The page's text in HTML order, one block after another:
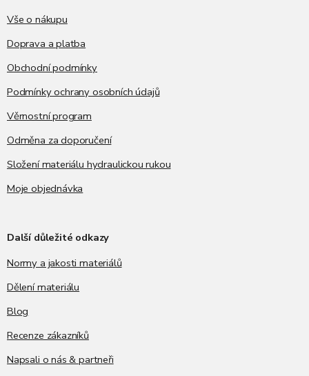
Vše o nákupu
Doprava a platba
Obchodní podmínky
Podmínky ochrany osobních údajů
Věrnostní program
Odměna za doporučení
Složení materiálu hydraulickou rukou
Moje objednávka
Další důležité odkazy
Normy a jakosti materiálů
Dělení materiálu
Blog
Recenze zákazníků
Napsali o nás & partneři